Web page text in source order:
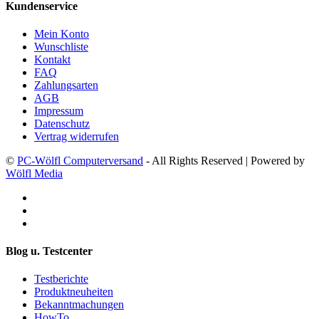
Kundenservice
Mein Konto
Wunschliste
Kontakt
FAQ
Zahlungsarten
AGB
Impressum
Datenschutz
Vertrag widerrufen
© PC-Wölfl Computerversand - All Rights Reserved | Powered by
Wölfl Media
Blog u. Testcenter
Testberichte
Produktneuheiten
Bekanntmachungen